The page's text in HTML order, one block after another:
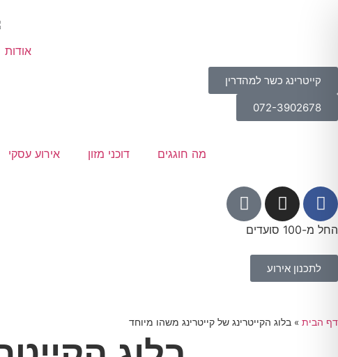
אודות
קייטרינג כשר למהדרין
072-3902678
מה חוגגים דוכני מזון אירוע עסקי
החל מ-100 סועדים
לתכנון אירוע
דף הבית » בלוג הקייטרינג של קייטרינג משהו מיוחד